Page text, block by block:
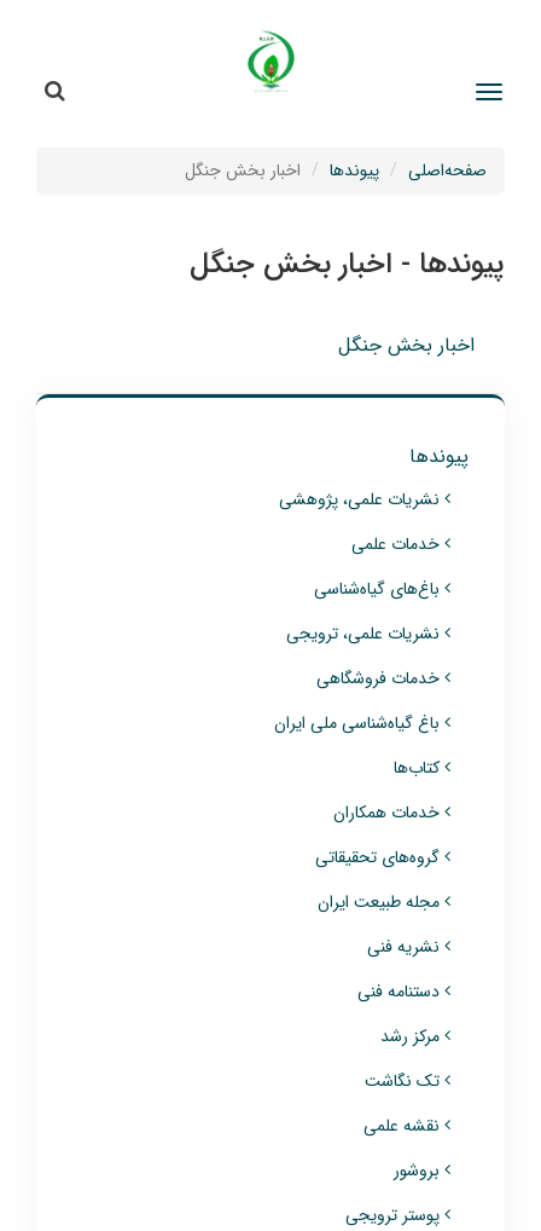
صفحه‌اصلی پیوندها اخبار بخش جنگل
پیوندها - اخبار بخش جنگل
اخبار بخش جنگل
پیوندها
نشریات علمی، پژوهشی
خدمات علمی
باغ‌های گیاه‌شناسی
نشریات علمی، ترویجی
خدمات فروشگاهی
باغ گیاه‌شناسی ملی ایران
کتاب‌ها
خدمات همکاران
گروه‌های تحقیقاتی
مجله طبیعت ایران
نشریه فنی
دستنامه فنی
مرکز رشد
تک نگاشت
نقشه علمی
بروشور
پوستر ترویجی